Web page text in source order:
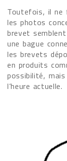
Toutefois, il ne
les photos
brevet
une bague
les brevets
en produits
possibilité,
l’heure actuelle.